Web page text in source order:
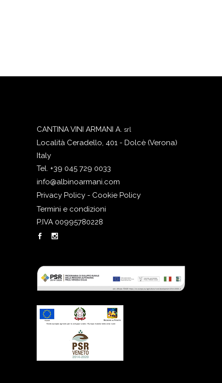
CANTINA VINI ARMANI A. srl
Località Ceradello, 401 - Dolcè (Verona)
Italy
Tel. +39 045 729 0033
info@albinoarmani.com
Privacy Policy - Cookie Policy
Termini e condizioni
P.IVA 00995780228